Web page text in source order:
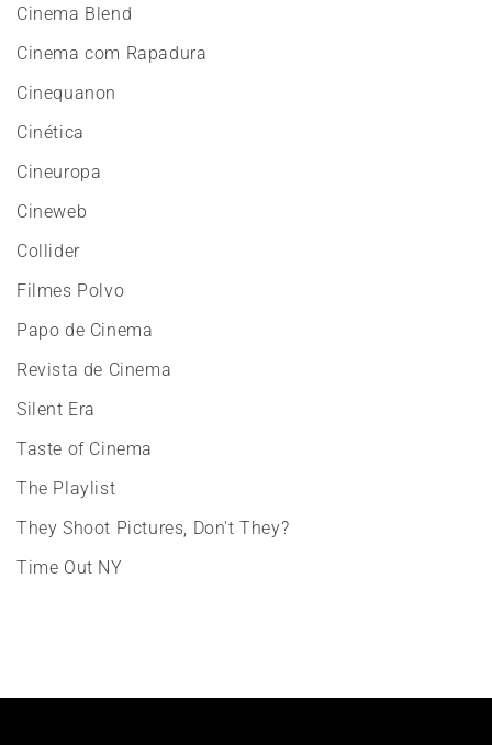
Cinema Blend
Cinema com Rapadura
Cinequanon
Cinética
Cineuropa
Cineweb
Collider
Filmes Polvo
Papo de Cinema
Revista de Cinema
Silent Era
Taste of Cinema
The Playlist
They Shoot Pictures, Don't They?
Time Out NY